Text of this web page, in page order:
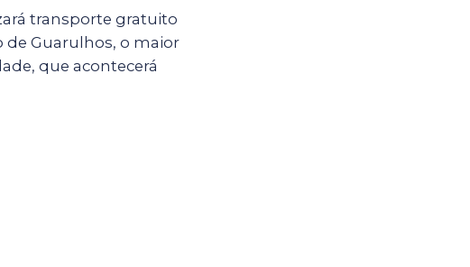
transporte gratuito
de Guarulhos, o maior
que acontecerá